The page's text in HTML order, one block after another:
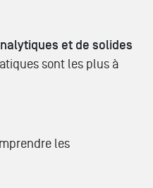
et de solides
sont les plus à
les